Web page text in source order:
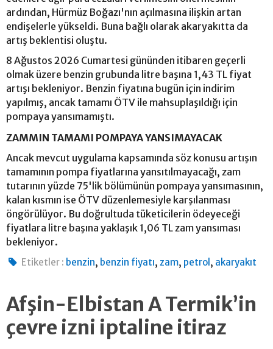
ardından, Hürmüz Boğazı'nın açılmasına ilişkin artan
endişelerle yükseldi. Buna bağlı olarak akaryakıtta da
artış beklentisi oluştu.
8 Ağustos 2026 Cumartesi gününden itibaren geçerli
olmak üzere benzin grubunda litre başına 1,43 TL fiyat
artışı bekleniyor. Benzin fiyatına bugün için indirim
yapılmış, ancak tamamı ÖTV ile mahsuplaşıldığı için
pompaya yansımamıştı.
ZAMMIN TAMAMI POMPAYA YANSIMAYACAK
Ancak mevcut uygulama kapsamında söz konusu artışın
tamamının pompa fiyatlarına yansıtılmayacağı, zam
tutarının yüzde 75'lik bölümünün pompaya yansımasının,
kalan kısmın ise ÖTV düzenlemesiyle karşılanması
öngörülüyor. Bu doğrultuda tüketicilerin ödeyeceği
fiyatlara litre başına yaklaşık 1,06 TL zam yansıması
bekleniyor.
Etiketler : benzin, benzin fiyatı,zam, petrol , akaryakıt
Afşin-Elbistan A Termik’in
çevre izni iptaline itiraz